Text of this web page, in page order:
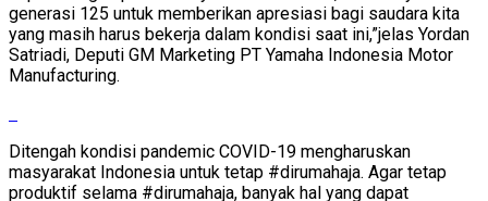
generasi 125 untuk memberikan apresiasi bagi saudara kita
yang masih harus bekerja dalam kondisi saat ini,”jelas Yordan
Satriadi, Deputi GM Marketing PT Yamaha Indonesia Motor
Manufacturing.
Ditengah kondisi pandemic COVID-19 mengharuskan
masyarakat Indonesia untuk tetap #dirumahaja. Agar tetap
produktif selama #dirumahaja, banyak hal yang dapat